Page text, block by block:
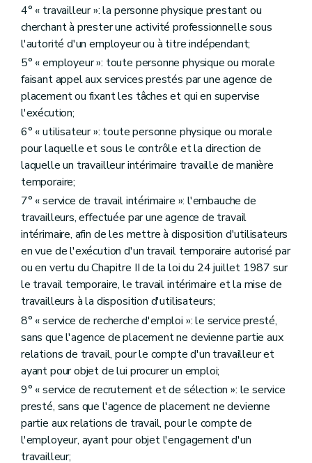
4° « travailleur »: la personne physique prestant ou
cherchant à prester une activité professionnelle sous
l'autorité d'un employeur ou à titre indépendant;
5° « employeur »: toute personne physique ou morale
faisant appel aux services prestés par une agence de
placement ou fixant les tâches et qui en supervise
l'exécution;
6° « utilisateur »: toute personne physique ou morale
pour laquelle et sous le contrôle et la direction de
laquelle un travailleur intérimaire travaille de manière
temporaire;
7° « service de travail intérimaire »: l'embauche de
travailleurs, effectuée par une agence de travail
intérimaire, afin de les mettre à disposition d'utilisateurs
en vue de l'exécution d'un travail temporaire autorisé par
ou en vertu du Chapitre II de la loi du 24 juillet 1987 sur
le travail temporaire, le travail intérimaire et la mise de
travailleurs à la disposition d'utilisateurs;
8° « service de recherche d'emploi »: le service presté,
sans que l'agence de placement ne devienne partie aux
relations de travail, pour le compte d'un travailleur et
ayant pour objet de lui procurer un emploi;
9° « service de recrutement et de sélection »: le service
presté, sans que l'agence de placement ne devienne
partie aux relations de travail, pour le compte de
l'employeur, ayant pour objet l'engagement d'un
travailleur;